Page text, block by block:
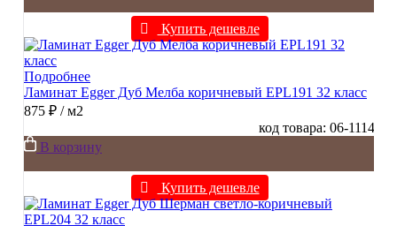
Купить дешевле
Подробнее
Ламинат Egger Дуб Мелба коричневый EPL191 32 класс
875 ₽ / м2
код товара: 06-1114
В корзину
Купить дешевле